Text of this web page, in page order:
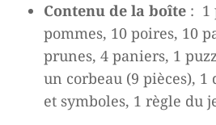
Contenu de la boîte: 1
pommes, 10 poires, 10
prunes, 4 paniers, 1
un corbeau (9 pièces), 1
et symboles, 1 règle du